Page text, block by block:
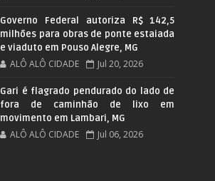
Governo Federal autoriza R$ 142,5
milhões para obras de ponte estaiada
e viaduto em Pouso Alegre, MG
ALÔ ALÔ CIDADE Jul 20, 2026
Gari é flagrado pendurado do lado de
fora de caminhão de lixo em
movimento em Lambari, MG
ALÔ ALÔ CIDADE Jul 06, 2026